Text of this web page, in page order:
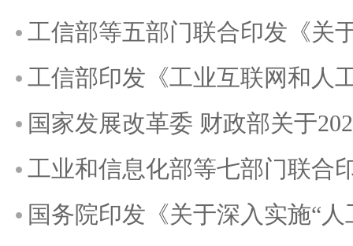
工信部等五部门联合印发《关
工信部印发《工业互联网和人
国家发展改革委 财政部关于
工业和信息化部等七部门联合印
国务院印发《关于深入实施“人工智能